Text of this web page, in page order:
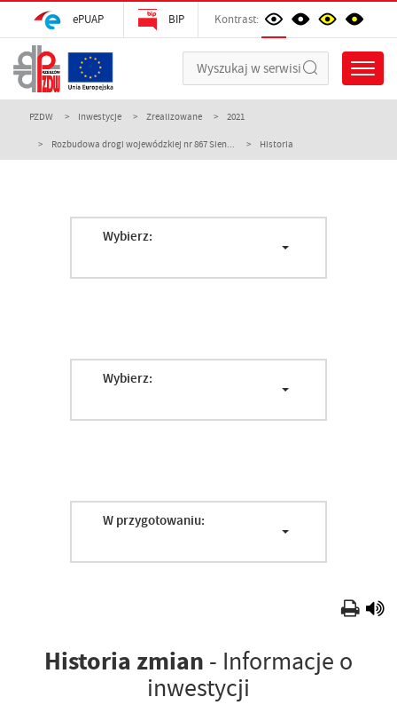
ePUAP BIP Kontrast:
PZDW Inwestycje Zrealizowane 2021
Rozbudowa drogi wojewódzkiej nr 867 Sien... Historia
Wybierz:
Wybierz:
W przygotowaniu:
Historia zmian - Informacje o
inwestycji